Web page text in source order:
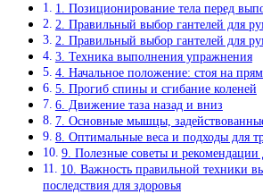
1. Позиционирование тела перед
2. Правильный выбор гантелей для
2. Правильный выбор гантелей для
3. Техника выполнения упражнения
4. Начальное положение: стоя на
5. Прогиб спины и сгибание коленей
6. Движение таза назад и вниз
7. Основные мышцы,
8. Оптимальные веса и подходы для
9. Полезные советы и
10. Важность правильной техники
последствия для здоровья